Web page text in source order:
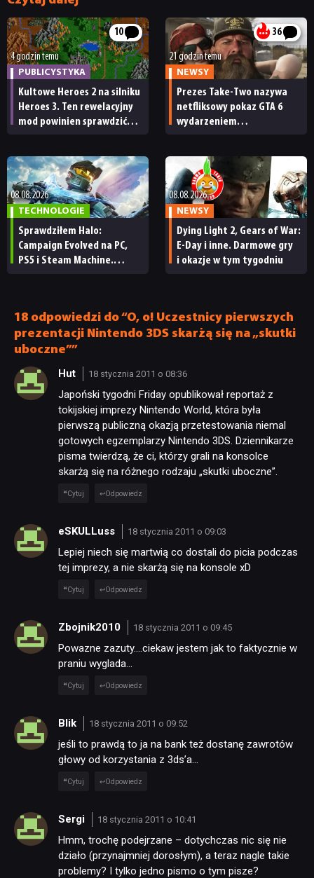
NEWSY
RECENZJE
PUBLICYSTYKA
KULTURA
RETRO
10
4 godzin temu
PUBLICYSTYKA
Kultowe Heroes 2 na silniku
Heroes 3. Ten rewelacyjny
mod powinien sprawdzić
36
21 godzin temu
NEWSY
Prezes Take-Two nazywa
netfliksowy pokaz GTA 6
wydarzeniem
ma subskrybentów
08.08.2026
TECHNOLOGIE
Sprawdziłem Halo:
Campaign Evolved na PC,
PS5 i Steam Machine.
08.08.2026
NEWSY
Dying Light 2, Gears of War:
E-Day i inne. Darmowe gry
i okazje w tym tygodniu
18 odpowiedzi do “O, o! Uczestnicy pierwszych
prezentacji Nintendo 3DS skarżą się na „skutki
uboczne””
Hut 18 stycznia 2011 o 08:36
Japoński tygodni Friday opublikował reportaż z
tokijskiej imprezy Nintendo World, która była
pierwszą publiczną okazją przetestowania niemal
gotowych egzemplarzy Nintendo 3DS. Dziennikarze
pisma twierdzą, że ci, którzy grali na konsolce
skarżą się na różnego rodzaju „skutki uboczne”.
Cytuj Odpowiedz
eSKULLuss 18 stycznia 2011 o 09:03
Lepiej niech się martwią co dostali do picia podczas
tej imprezy, a nie skarżą się na konsole xD
Cytuj Odpowiedz
Zbojnik2010 18 stycznia 2011 o 09:45
Powazne zazuty….ciekaw jestem jak to faktycznie w
praniu wyglada…
Cytuj Odpowiedz
Blik 18 stycznia 2011 o 09:52
jeśli to prawdą to ja na bank też dostanę zawrotów
głowy od korzystania z 3ds’a…
Cytuj Odpowiedz
Sergi 18 stycznia 2011 o 10:41
Hmm, trochę podejrzane – dotychczas nic się nie
działo (przynajmniej dorosłym), a teraz nagle takie
problemy? I tylko jedno pismo o tym pisze?